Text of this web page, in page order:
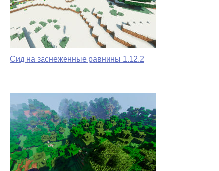
Сид на заснеженные равнины 1.12.2